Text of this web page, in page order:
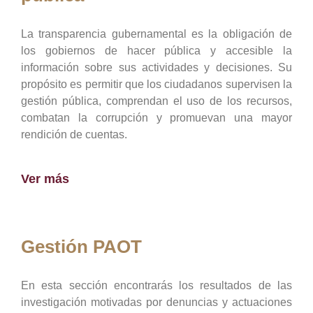
La transparencia gubernamental es la obligación de
los gobiernos de hacer pública y accesible la
información sobre sus actividades y decisiones. Su
propósito es permitir que los ciudadanos supervisen la
gestión pública, comprendan el uso de los recursos,
combatan la corrupción y promuevan una mayor
rendición de cuentas.
Ver más
Gestión PAOT
En esta sección encontrarás los resultados de las
investigación motivadas por denuncias y actuaciones